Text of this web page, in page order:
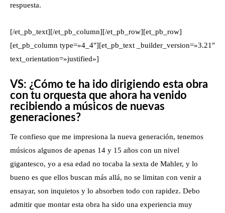
respuesta.
[/et_pb_text][/et_pb_column][/et_pb_row][et_pb_row]
[et_pb_column type=»4_4″][et_pb_text _builder_version=»3.21″
text_orientation=»justified»]
VS: ¿Cómo te ha ido dirigiendo esta obra
con tu orquesta que ahora ha venido
recibiendo a músicos de nuevas
generaciones?
Te confieso que me impresiona la nueva generación, tenemos
músicos algunos de apenas 14 y 15 años con un nivel
gigantesco, yo a esa edad no tocaba la sexta de Mahler, y lo
bueno es que ellos buscan más allá, no se limitan con venir a
ensayar, son inquietos y lo absorben todo con rapidez. Debo
admitir que montar esta obra ha sido una experiencia muy